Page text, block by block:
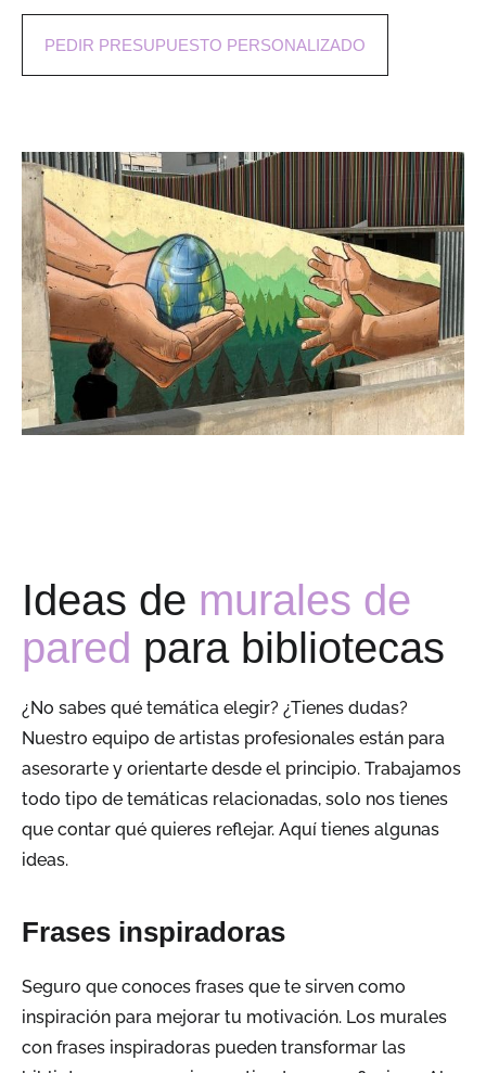
PEDIR PRESUPUESTO PERSONALIZADO
Ideas de murales de
pared para bibliotecas
¿No sabes qué temática elegir? ¿Tienes dudas?
Nuestro equipo de artistas profesionales están para
asesorarte y orientarte desde el principio. Trabajamos
todo tipo de temáticas relacionadas, solo nos tienes
que contar qué quieres reflejar. Aquí tienes algunas
ideas.
Frases inspiradoras
Seguro que conoces frases que te sirven como
inspiración para mejorar tu motivación. Los murales
con frases inspiradoras pueden transformar las